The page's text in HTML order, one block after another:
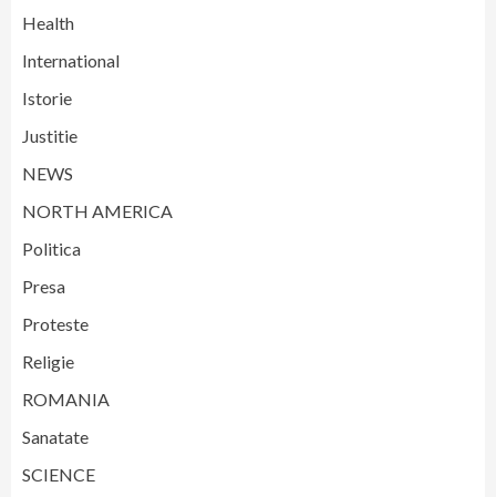
Health
International
Istorie
Justitie
NEWS
NORTH AMERICA
Politica
Presa
Proteste
Religie
ROMANIA
Sanatate
SCIENCE